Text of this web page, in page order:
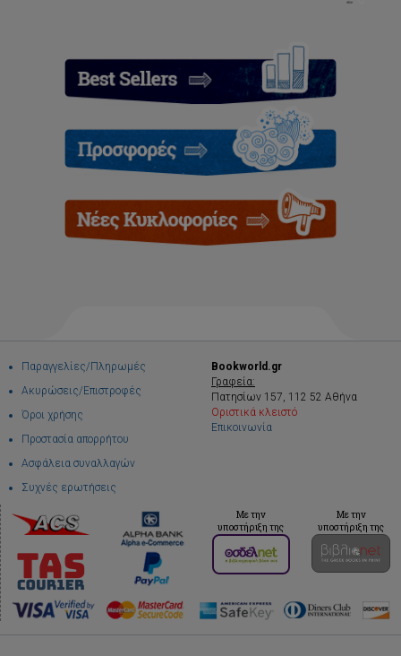
Παραγγελίες/Πληρωμές
Ακυρώσεις/Επιστροφές
Όροι χρήσης
Προστασία απορρήτου
Ασφάλεια συναλλαγών
Συχνές ερωτήσεις
Bookworld.gr
Γραφεία:
Πατησίων 157, 112 52 Αθήνα
Οριστικά κλειστό
Επικοινωνία
Με την
υποστήριξη της
Με την
υποστήριξη της